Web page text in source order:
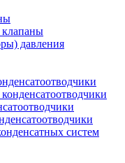
клапаны
давления
систем